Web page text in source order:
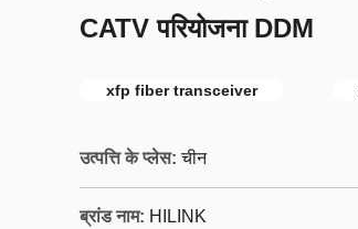
CATV परियोजना DDM
xfp fiber transceiver
उत्पत्ति के प्लेस: चीन
ब्रांड नाम: HILINK